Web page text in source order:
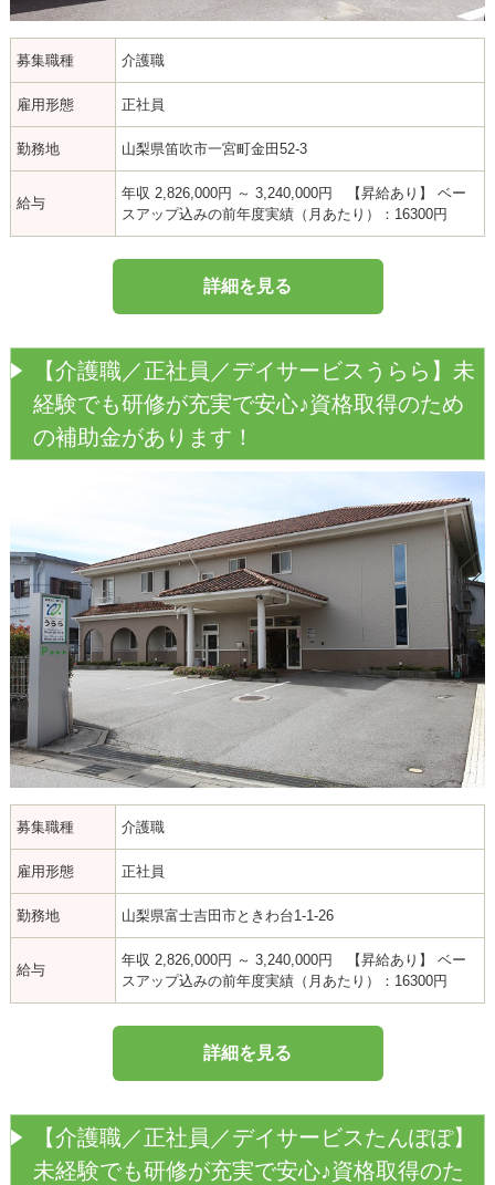
募集職種 介護職
雇用形態 正社員
勤務地 山梨県笛吹市一宮町金田52-3
給与
年収 2,826,000円 ～ 3,240,000円 【昇給あり】 ベー
スアップ込みの前年度実績（月あたり）：16300円
詳細を見る
【介護職／正社員／デイサービスうらら】未
経験でも研修が充実で安心♪資格取得のため
の補助金があります！
募集職種 介護職
雇用形態 正社員
勤務地 山梨県富士吉田市ときわ台1-1-26
給与
年収 2,826,000円 ～ 3,240,000円 【昇給あり】 ベー
スアップ込みの前年度実績（月あたり）：16300円
詳細を見る
【介護職／正社員／デイサービスたんぽぽ】
未経験でも研修が充実で安心♪資格取得のた